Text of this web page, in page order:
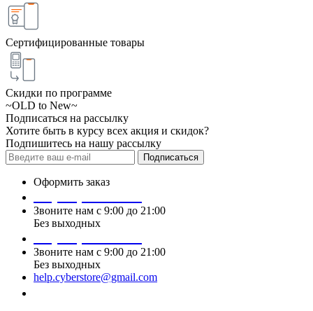
Сертифицированные товары
Скидки по программе
~OLD to New~
Подписаться на рассылку
Хотите быть в курсу всех акция и скидок?
Подпишитесь на нашу рассылку
Подписаться
Оформить заказ
Звоните нам с 9:00 до 21:00
Без выходных
Звоните нам с 9:00 до 21:00
Без выходных
help.cyberstore@gmail.com